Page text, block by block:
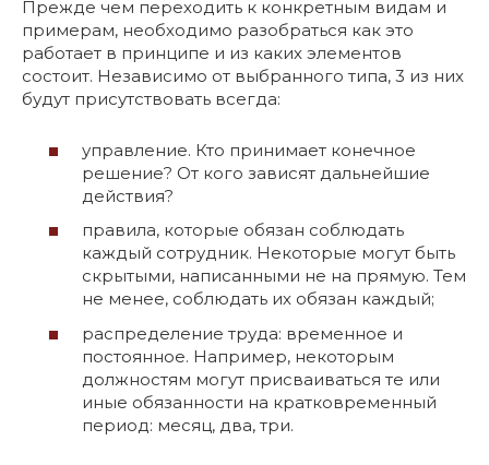
Прежде чем переходить к конкретным видам и
примерам, необходимо разобраться как это
работает в принципе и из каких элементов
состоит. Независимо от выбранного типа, 3 из них
будут присутствовать всегда:
управление. Кто принимает конечное
решение? От кого зависят дальнейшие
действия?
правила, которые обязан соблюдать
каждый сотрудник. Некоторые могут быть
скрытыми, написанными не на прямую. Тем
не менее, соблюдать их обязан каждый;
распределение труда: временное и
постоянное. Например, некоторым
должностям могут присваиваться те или
иные обязанности на кратковременный
период: месяц, два, три.